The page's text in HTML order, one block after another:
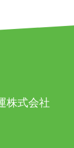
株式会社